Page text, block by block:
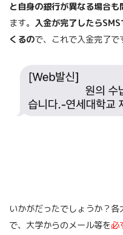
と自身の銀行が異なる場合も
ます。 入金が完了したら
くるので、これで入金完了で
いかがだったでしょうか？
で、大学からのメール等を必